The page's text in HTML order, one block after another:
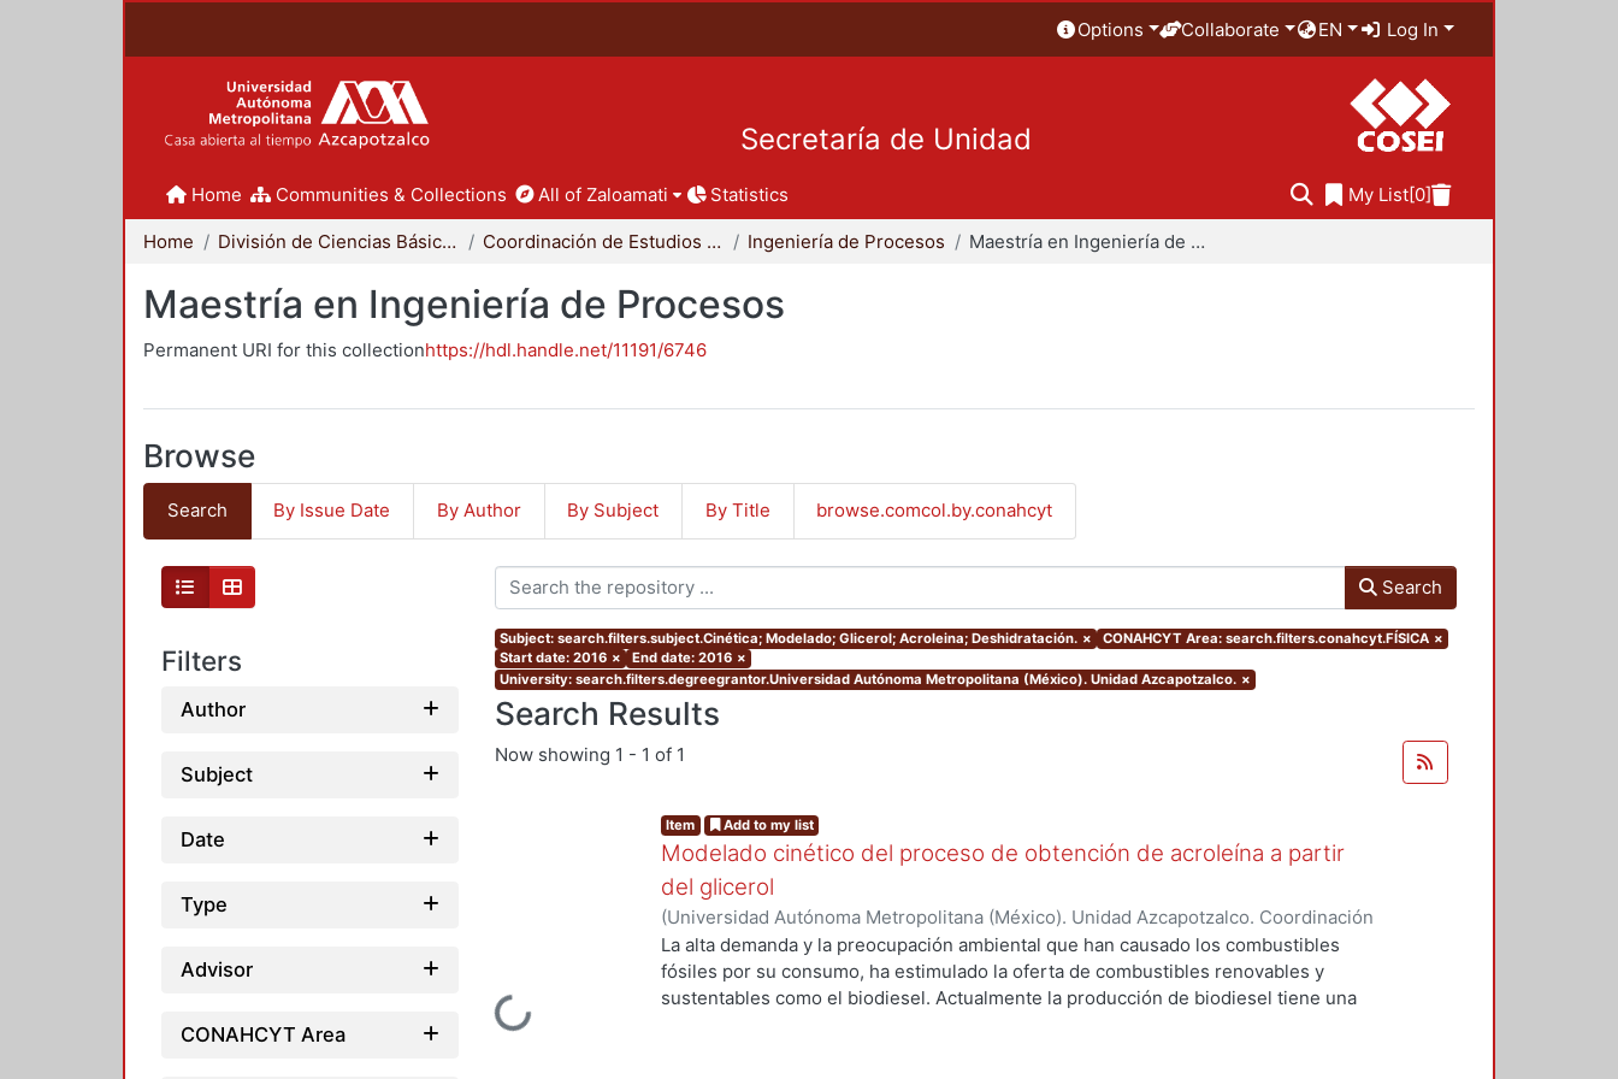
Options Collaborate EN Log In
Secretaría de Unidad
Home Communities & Collections All of Zaloamati Statistics My List[0]
Home División de Ciencias Básicas e Ingeniería Coordinación de Estudios de Posgrado - CBI Ingeniería de Procesos Maestría en Ingeniería de Procesos
Maestría en Ingeniería de Procesos
Permanent URI for this collectionhttps://hdl.handle.net/11191/6746
Browse
Search By Issue Date By Author By Subject By Title browse.comcol.by.conahcyt
Filters
Author
Subject
Date
Type
Advisor
CONAHCYT Area
Search
Subject: search.filters.subject.Cinética; Modelado; Glicerol; Acroleina; Deshidratación. × CONAHCYT Area: search.filters.conahcyt.FÍSICA ×
Start date: 2016 × End date: 2016 ×
University: search.filters.degreegrantor.Universidad Autónoma Metropolitana (México). Unidad Azcapotzalco. ×
Search Results
Now showing 1 - 1 of 1
Loading...
Item Add to my list
Modelado cinético del proceso de obtención de acroleína a partir
del glicerol
(Universidad Autónoma Metropolitana (México). Unidad Azcapotzalco. Coordinación
de Servicios de Información.,2016 )Flores Gutierrez, Tyreese Humberto
La alta demanda y la preocupación ambiental que han causado los combustibles
fósiles por su consumo, ha estimulado la oferta de combustibles renovables y
sustentables como el biodiesel. Actualmente la producción de biodiesel tiene una